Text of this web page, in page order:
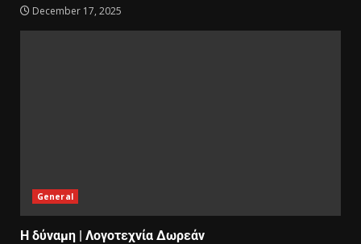
December 17, 2025
General
Η δύναμη | Λογοτεχνία Δωρεάν